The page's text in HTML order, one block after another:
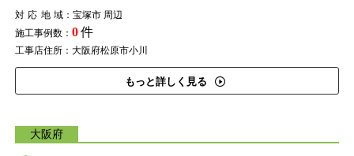
対応地域：宝塚市 周辺
施工事例数： 0件
工事店住所：大阪府松原市小川
もっと詳しく見る
大阪府